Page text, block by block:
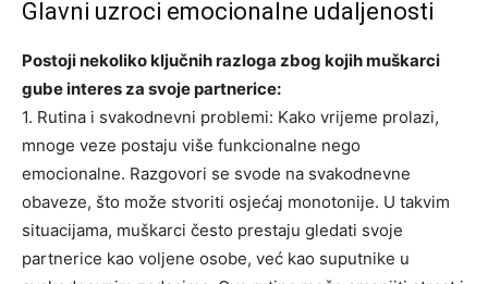
Glavni uzroci emocionalne udaljenosti
Postoji nekoliko ključnih razloga zbog kojih muškarci
gube interes za svoje partnerice:
1. Rutina i svakodnevni problemi: Kako vrijeme prolazi,
mnoge veze postaju više funkcionalne nego
emocionalne. Razgovori se svode na svakodnevne
obaveze, što može stvoriti osjećaj monotonije. U takvim
situacijama, muškarci često prestaju gledati svoje
partnerice kao voljene osobe, već kao suputnike u